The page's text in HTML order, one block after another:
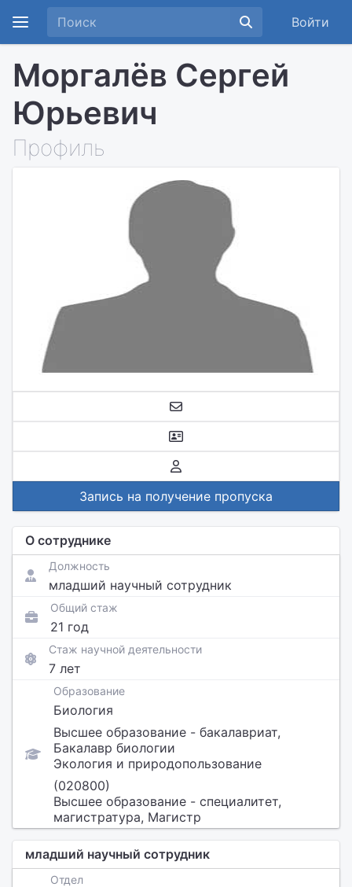
Войти
Моргалёв Сергей
Юрьевич
Профиль
Запись на получение пропуска
О сотруднике
Должность
младший научный сотрудник
Общий стаж
21 год
Стаж научной деятельности
7 лет
Образование
Биология
Высшее образование - бакалавриат,
Бакалавр биологии
Экология и природопользование
(020800)
Высшее образование - специалитет,
магистратура, Магистр
младший научный сотрудник
Отдел